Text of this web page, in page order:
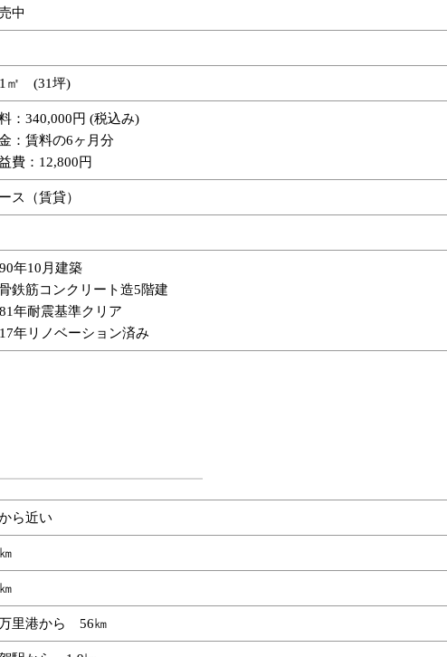
中
㎡ (31坪)
：340,000円 (税込み)
：賃料の6ヶ月分
費：12,800円
ス（賃貸）
年10月建築
鉄筋コンクリート造5階建
年耐震基準クリア
年リノベーション済み
ら近い
里港から 56㎞